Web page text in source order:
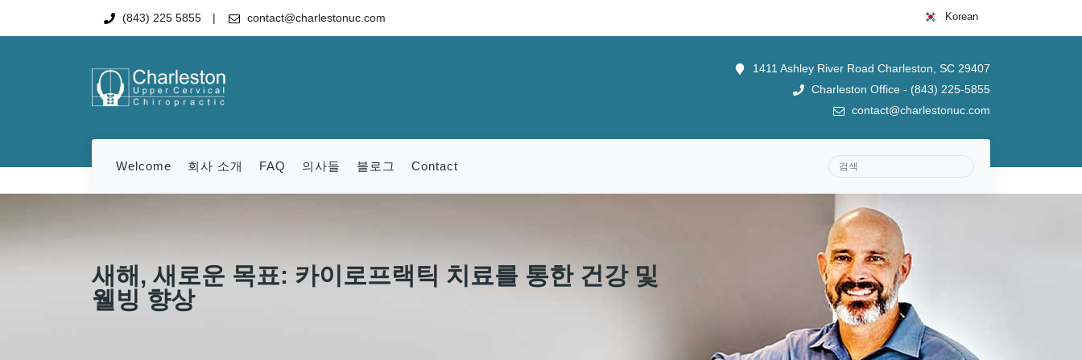
(843) 225 5855 contact@charlestonuc.com Korean
1411 Ashley River Road Charleston, SC 29407
Charleston Office - (843) 225-5855
contact@charlestonuc.com
Welcome 회사 소개 FAQ 의사들 블로그 Contact
새해, 새로운 목표: 카이로프랙틱 치료를 통한 건강 및
웰빙 향상